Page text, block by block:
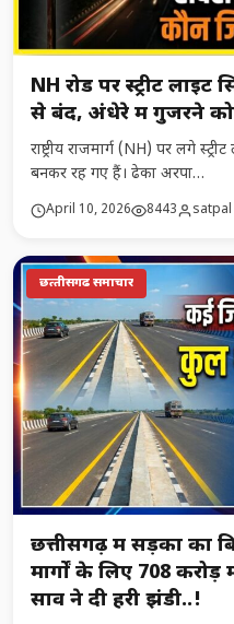
NH रोड पर स्ट्रीट लाइट
से बंद, अंधेरे में गुजरने
राष्ट्रीय राजमार्ग (NH) पर लगे
बनकर रह गए हैं। ढेका अरपा…
April 10, 2026 8443
छत्‍तीसगढ समाचार
छत्तीसगढ़ में सड़कों का
मार्गों के लिए ₹708
साव ने दी हरी झंडी..!